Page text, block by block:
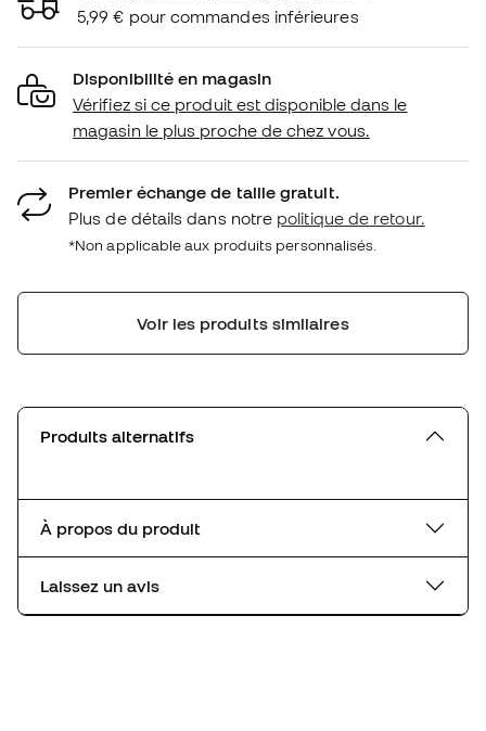
5,99 € pour commandes inférieures
Disponibilité en magasin
Vérifiez si ce produit est disponible dans le
magasin le plus proche de chez vous.
Premier échange de taille gratuit.
Plus de détails dans notre politique de retour.
*Non applicable aux produits personnalisés.
Voir les produits similaires
Produits alternatifs
À propos du produit
Laissez un avis